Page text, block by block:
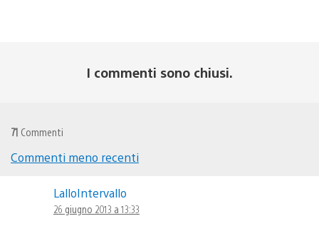
I commenti sono chiusi.
71 Commenti
commenti
Commenti meno recenti
LalloIntervallo
26 giugno 2013 a 13:33